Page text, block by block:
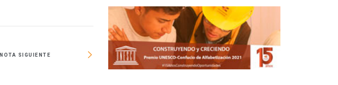
NOTA SIGUIENTE